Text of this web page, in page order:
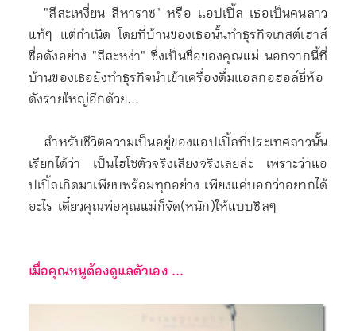
"สีสะเหงี่ยน สีหาราช" หรือ แอปเปิ้ล เธอเป็นคนลาว
แท้ๆ แต่กำเนิด โดยที่บ้านของเธอนั้นทำธุรกิจเกสต์เฮาส์
ชื่อดังอย่าง "สีสะหง่า" ซึ่งเป็นชื่อของคุณแม่ นอกจากนี้ที่
บ้านของเธอยังทำธุรกิจนำเข้าเครื่องดื่มแอลกอฮอล์ยี่ห้อ
ดังรายใหญ่อีกด้วย...
สำหรับชีวิตความเป็นอยู่ของแอปเปิ้ลที่ประเทศลาวนั้น
เรียกได้ว่า เป็นไฮโซตัวจริงเสียงจริงเลยล่ะ เพราะว่าแอ
ปเปิ้ลเกิดมาเพียบพร้อมทุกอย่าง เพียงแค่บอกว่าอยากได้
อะไร เดี๋ยวคุณพ่อคุณแม่ก็จัด(หนัก)ให้แบบชิลๆ
เมื่อคุณหนูต้องดูแลตัวเอง ...